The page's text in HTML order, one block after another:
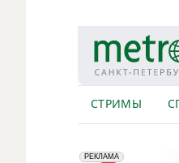
СТРИМЫ
erid: 2VfnxyFybV5
РЕКЛАМА
ПАО "Банк "Санкт-